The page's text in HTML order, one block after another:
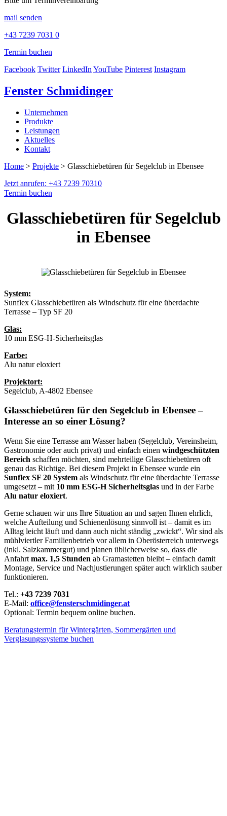
mail senden
+43 7239 7031 0
Termin buchen
Facebook Twitter LinkedInYouTube Pinterest Instagram
Fenster Schmidinger
Unternehmen
Produkte
Leistungen
Aktuelles
Kontakt
Home > Projekte > Glasschiebetüren für Segelclub in Ebensee
Jetzt anrufen: +43 7239 70310
Termin buchen
Glasschiebetüren für Segelclub
in Ebensee
System:
Sunflex Glasschiebetüren als Windschutz für eine überdachte
Terrasse – Typ SF 20
Glas:
10 mm ESG-H-Sicherheitsglas
Farbe:
Alu natur eloxiert
Projektort:
Segelclub, A-4802 Ebensee
Glasschiebetüren für den Segelclub in Ebensee –
Interesse an so einer Lösung?
Wenn Sie eine Terrasse am Wasser haben (Segelclub, Vereinsheim,
Gastronomie oder auch privat) und einfach einen windgeschützten
Bereich schaffen möchten, sind mehrteilige Glasschiebetüren oft
genau das Richtige. Bei diesem Projekt in Ebensee wurde ein
Sunflex SF 20 System als Windschutz für eine überdachte Terrasse
umgesetzt – mit 10 mm ESG-H Sicherheitsglas und in der Farbe
Alu natur eloxiert.
Gerne schauen wir uns Ihre Situation an und sagen Ihnen ehrlich,
welche Aufteilung und Schienenlösung sinnvoll ist – damit es im
Alltag leicht läuft und dann auch nicht ständig „zwickt“. Wir sind als
mühlviertler Familienbetrieb vor allem in Oberösterreich unterwegs
(inkl. Salzkammergut) und planen üblicherweise so, dass die
Anfahrt max. 1,5 Stunden ab Gramastetten bleibt – einfach damit
Montage, Service und Nachjustierungen später auch wirklich sauber
funktionieren.
Tel.: +43 7239 7031
E-Mail: office@fensterschmidinger.at
Optional: Termin bequem online buchen.
Beratungstermin für Wintergärten, Sommergärten und
Verglasungssysteme buchen